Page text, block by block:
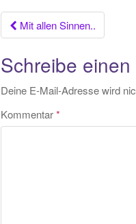
Beitrags-
Mit allen Sinnen..
Schreibe
Deine E-Mail-Adresse wird
Kommentar*